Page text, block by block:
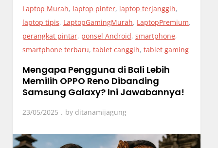
Laptop Murah, laptop pinter, laptop terjanggih,
laptop tipis, LaptopGamingMurah, LaptopPremium,
perangkat pintar, ponsel Android, smartphone,
smartphone terbaru, tablet canggih, tablet gaming
Mengapa Pengguna di Bali Lebih
Memilih OPPO Reno Dibanding
Samsung Galaxy? Ini Jawabannya!
23/05/2025 by ditanamijagung